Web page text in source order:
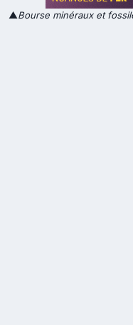
▲Bourse minéraux et